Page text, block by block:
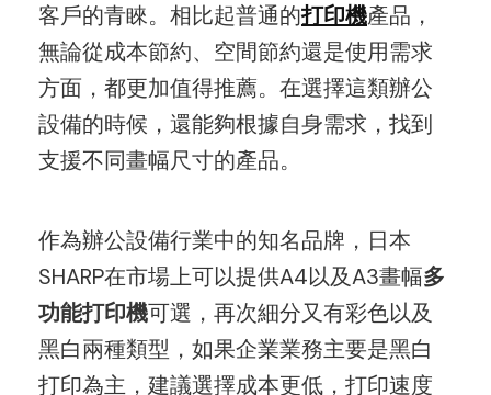
客戶的青睞。相比起普通的打印機產品，
無論從成本節約、空間節約還是使用需求
方面，都更加值得推薦。在選擇這類辦公
設備的時候，還能夠根據自身需求，找到
支援不同畫幅尺寸的產品。
作為辦公設備行業中的知名品牌，日本
SHARP在市場上可以提供A4以及A3畫幅多
功能打印機可選，再次細分又有彩色以及
黑白兩種類型，如果企業業務主要是黑白
打印為主，建議選擇成本更低，打印速度